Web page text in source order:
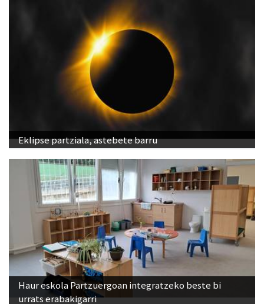
Eklipse partziala, astebete barru
Haur eskola Partzuergoan integratzeko beste bi
urrats erabakigarri